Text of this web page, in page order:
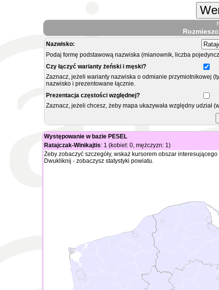
Nazwisko:
Podaj formę podstawową nazwiska (mianownik, liczba
Czy łączyć warianty żeński i męski?
Zaznacz, jeżeli warianty nazwiska o odmianie przymiotnikowej
nazwisko i prezentowane łącznie.
Prezentacja częstości względnej?
Zaznacz, jeżeli chcesz, żeby mapa ukazywała względny
Występowanie w bazie PESEL
Ratajczak-Winikajtis: 1 (kobiet: 0, mężczyzn: 1)
Żeby zobaczyć szczegóły, wskaż kursorem obszar
Dwukliknij - zobaczysz statystyki powiatu.